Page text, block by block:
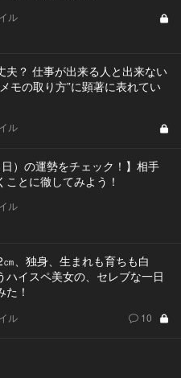
ル
夫？ 仕事が出来る人と出来ない
モの取り方”に顕著に表れてい
ル
日）の運勢をチェック！】相手
ことに徹してみよう！
ル
㎝、独身、生まれも育ちも白
ハイスペ美女の、セレブな一日
た！
ル 10